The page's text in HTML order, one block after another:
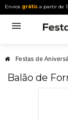
Envios grátis a partir de
Festas de
Balão de